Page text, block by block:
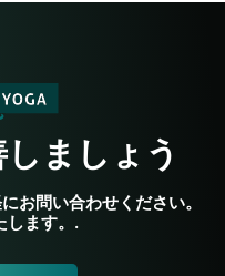
ましょう
お問い合わせください。
します。.